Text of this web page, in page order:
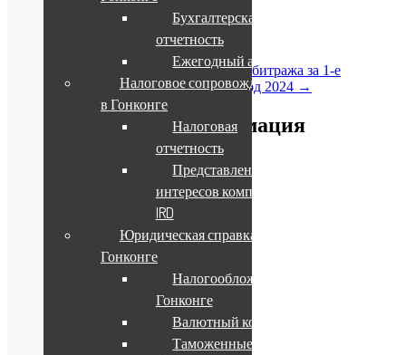
Навигация по записям
Обзор практики международного арбитража за 1-е
полугодие 2023 г.
Китайский Новый год 2024 →
Дополнительная информация
Рубрики блога
Новости компании
Статьи и интервью
События и мероприятия
Новости компании
Бухгалтерская
отчетность
Ежегодный аудит
Налоговое сопровождение
в Гонконге
Налоговая
отчетность
Представление
интересов компании в
IRD
Юридическая справка о
Гонконге
Налогообложение в
Гонконге
Валютный контроль
Таможенные